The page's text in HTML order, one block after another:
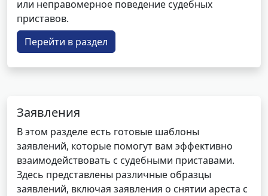
или неправомерное поведение судебных
приставов.
Перейти в раздел
Заявления
В этом разделе есть готовые шаблоны
заявлений, которые помогут вам эффективно
взаимодействовать с судебными приставами.
Здесь представлены различные образцы
заявлений, включая заявления о снятии ареста с